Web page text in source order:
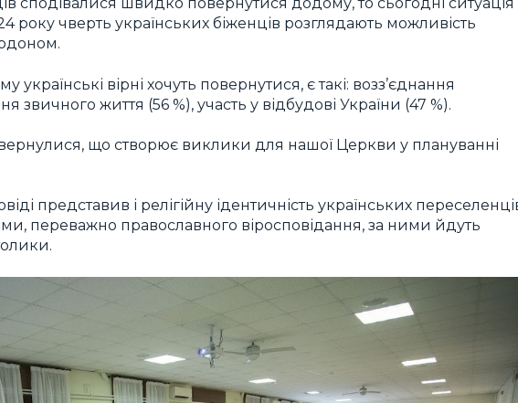
року чверть українських біженців розглядають можливість
вірні хочуть повернутися, є такі: возз’єднання
звичного життя (56 %), участь у відбудові України (47 %).
що створює виклики для нашої Церкви у плануванні
представив і релігійну ідентичність українських
переважно православного віросповідання, за ними йдуть